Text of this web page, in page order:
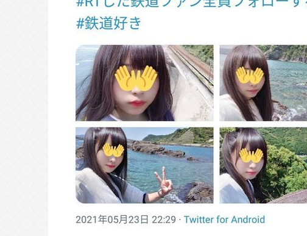
【お前らも気をつけような！】ガールズバ
果『こう』なってしまいお気持ち表明して
結婚式やると近所の花屋が潰れない理由が
て驚くぞ
うつ病が治って復職できたらマッマと旅行
Powered by livedoor 相互RSS